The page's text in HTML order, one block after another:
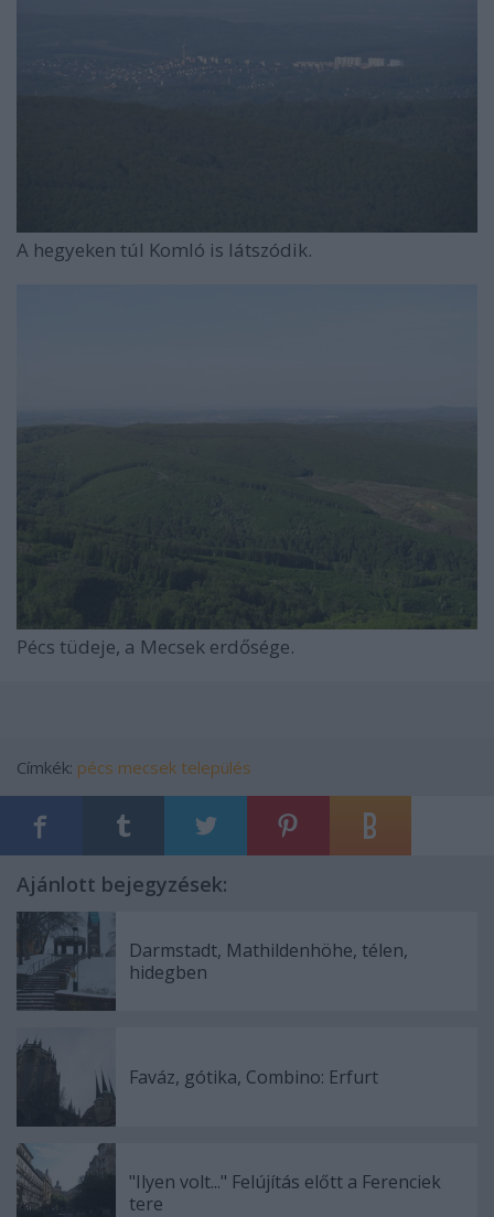
A hegyeken túl Komló is látszódik.
Pécs tüdeje, a Mecsek erdősége.
Címkék: pécs mecsek település
Ajánlott bejegyzések:
Darmstadt, Mathildenhöhe, télen,
hidegben
Faváz, gótika, Combino: Erfurt
"Ilyen volt..." Felújítás előtt a Ferenciek
tere